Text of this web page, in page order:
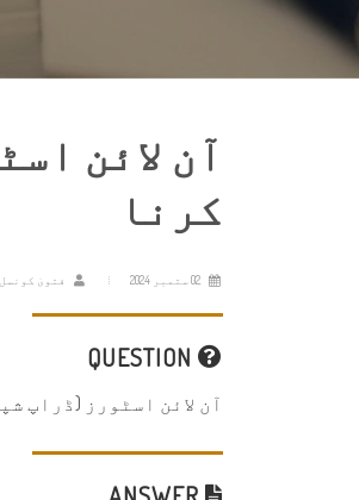
آن لائن
کرنا
فتویٰ کونسل
آن لائن اسٹورز (ڈراپ